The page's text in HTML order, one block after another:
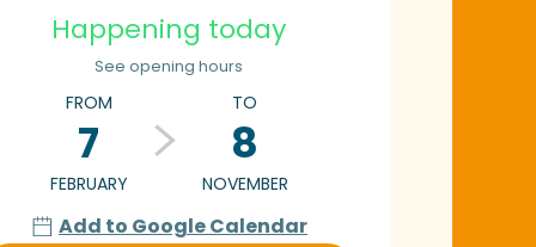
hours &
Happening today
See opening hours
FROM
7
FEBRUARY
TO
8
NOVEMBER
Add to Google Calendar